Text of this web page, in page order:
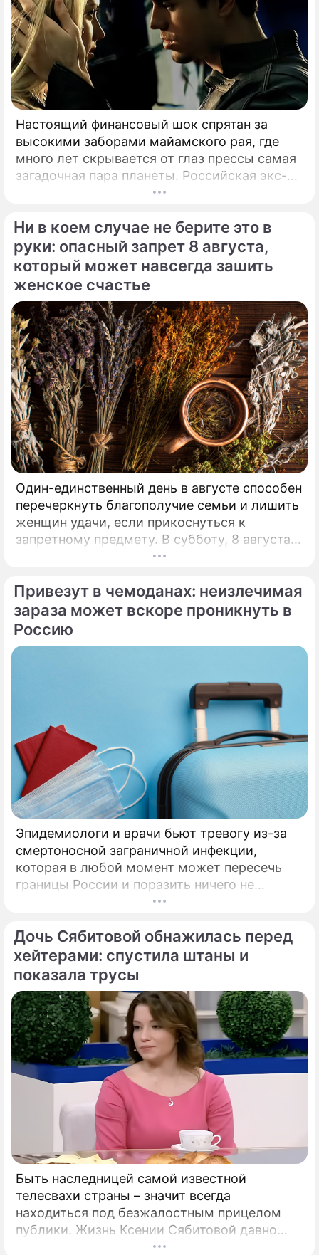
Настоящий финансовый шок спрятан за
высокими заборами майамского рая, где
много лет скрывается от глаз прессы самая
загадочная пара планеты. Российская экс-
теннисистка Анна Курникова и испанский
двадцати лет удерживают статус одной из
самых закрытых и непубличных пар
мирового шоу-бизнеса.
Ни в коем случае не берите это в
руки: опасный запрет 8 августа,
который может навсегда зашить
женское счастье
Один-единственный день в августе способен
перечеркнуть благополучие семьи и лишить
женщин удачи, если прикоснуться к
запретному предмету. В субботу, 8 августа,
православная церковь молитвенно чтит
Ермолая, Ермиппа и Ермократа, иереев
Никомидийских.
Привезут в чемоданах: неизлечимая
зараза может вскоре проникнуть в
Россию
Эпидемиологи и врачи бьют тревогу из-за
смертоносной заграничной инфекции,
которая в любой момент может пересечь
границы России и поразить ничего не
подозревающих граждан. Россию
угрозе: в страну могут завезти неизлечимый
и смертоносный вирус Бурбон.
Дочь Сябитовой обнажилась перед
хейтерами: спустила штаны и
показала трусы
Быть наследницей самой известной
телесвахи страны – значит всегда
находиться под безжалостным прицелом
публики. Жизнь Ксении Сябитовой давно
рассматривают под мощной лупой.